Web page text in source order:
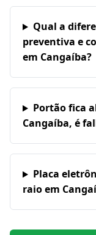
Qual a
preventiva e
em Cangaíba?
Portão fica
Cangaíba, é
Placa
raio em